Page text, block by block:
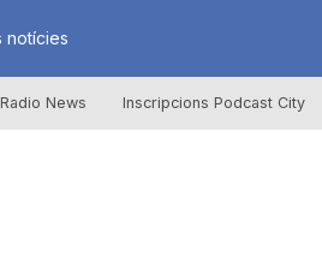
notícies
Radio News Inscripcions Podcast City